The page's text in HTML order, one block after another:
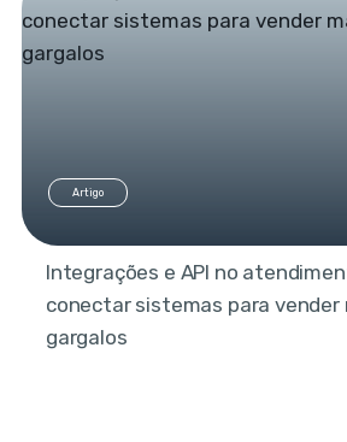
Artigo
Integrações e API no
conectar sistemas para vender
gargalos